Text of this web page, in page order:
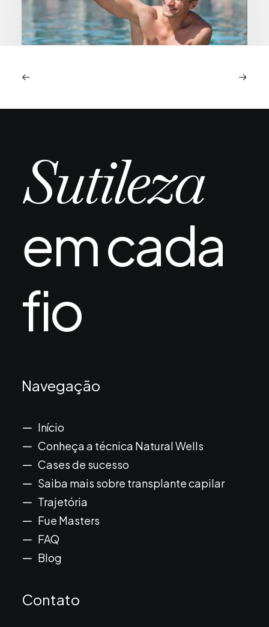
Piscina e mar após transplante capilar:
depois de um transplante capilar…
Sutileza
em cada
fio
Navegação
Início
Conheça a técnica Natural Wells
Cases de sucesso
Saiba mais sobre transplante capilar
Trajetória
Fue Masters
FAQ
Blog
Contato